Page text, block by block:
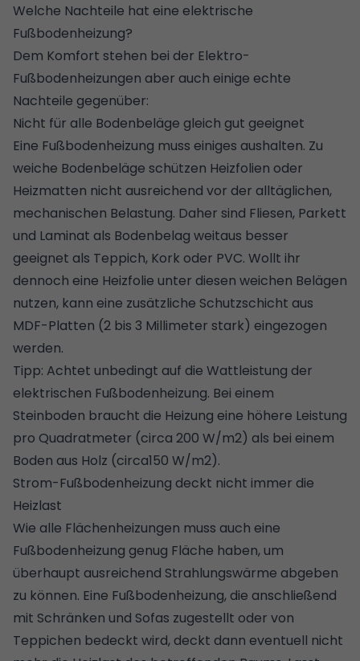
Welche Nachteile hat eine elektrische
Fußbodenheizung?
Dem Komfort stehen bei der Elektro-
Fußbodenheizungen aber auch einige echte
Nachteile gegenüber:
Nicht für alle Bodenbeläge gleich gut geeignet
Eine Fußbodenheizung muss einiges aushalten. Zu
weiche Bodenbeläge schützen Heizfolien oder
Heizmatten nicht ausreichend vor der alltäglichen,
mechanischen Belastung. Daher sind Fliesen, Parkett
und Laminat als Bodenbelag weitaus besser
geeignet als Teppich, Kork oder PVC. Wollt ihr
dennoch eine Heizfolie unter diesen weichen Belägen
nutzen, kann eine zusätzliche Schutzschicht aus
MDF-Platten (2 bis 3 Millimeter stark) eingezogen
werden.
Tipp: Achtet unbedingt auf die Wattleistung der
elektrischen Fußbodenheizung. Bei einem
Steinboden braucht die Heizung eine höhere Leistung
pro Quadratmeter (circa 200 W/m2) als bei einem
Boden aus Holz (circa150 W/m2).
Strom-Fußbodenheizung deckt nicht immer die
Heizlast
Wie alle Flächenheizungen muss auch eine
Fußbodenheizung genug Fläche haben, um
überhaupt ausreichend Strahlungswärme abgeben
zu können. Eine Fußbodenheizung, die anschließend
mit Schränken und Sofas zugestellt oder von
Teppichen bedeckt wird, deckt dann eventuell nicht